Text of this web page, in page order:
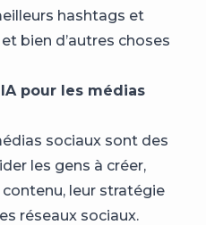
hashtags et
bien d’autres choses
pour les médias
sociaux sont des
les gens à créer,
leur stratégie
réseaux sociaux.